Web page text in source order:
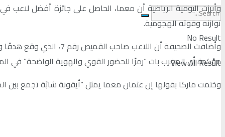
No Result
View All Result
وأبرزت اليومية الرياضية أن معما، الحاصل على جائزة أفضل لاعب
توازنه وقوته الهجومية.
وأضافت الصحيفة أن
مؤكدة أن المغرب بات “رمزًا للحضور القوي والهوية الواضحة” في
وختمت ماركا بقولها إن عثمان معما يمثل “أيقونة شابّة تجمع بين